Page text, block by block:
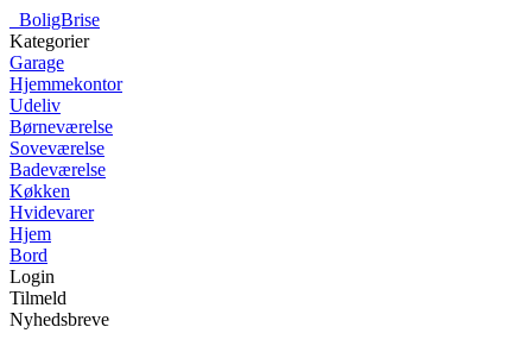
BoligBrise
Kategorier
Garage
Hjemmekontor
Udeliv
Børneværelse
Soveværelse
Badeværelse
Køkken
Hvidevarer
Hjem
Bord
Login
Tilmeld
Nyhedsbreve